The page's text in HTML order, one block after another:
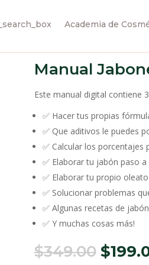
Academia de
Manual
Este manual digital contiene
✅ Hacer tus propias
✅ Que aditivos le puedes
✅ Calcular los
✅ Elaborar tu jabón paso a
✅ Elaborar tu propio oleato
✅ Solucionar problemas
✅ Algunas recetas de jabón
✅ Y muchas cosas más!
$349.00 $